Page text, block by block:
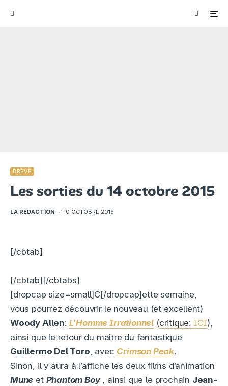
BRÈVE
Les sorties du 14 octobre 2015
LA RÉDACTION · 10 OCTOBRE 2015
[dropcap size=small]C[/dropcap]ette semaine,
vous pourrez découvrir le nouveau (et excellent)
Woody Allen: L’Homme Irrationnel (critique: ICI),
ainsi que le retour du maître du fantastique
Guillermo Del Toro, avec Crimson Peak.
Sinon, il y aura à l’affiche les deux films d’animation
Mune et Phantom Boy, ainsi que le prochain Jean-
[/cbtab]
[/cbtab][/cbtabs]